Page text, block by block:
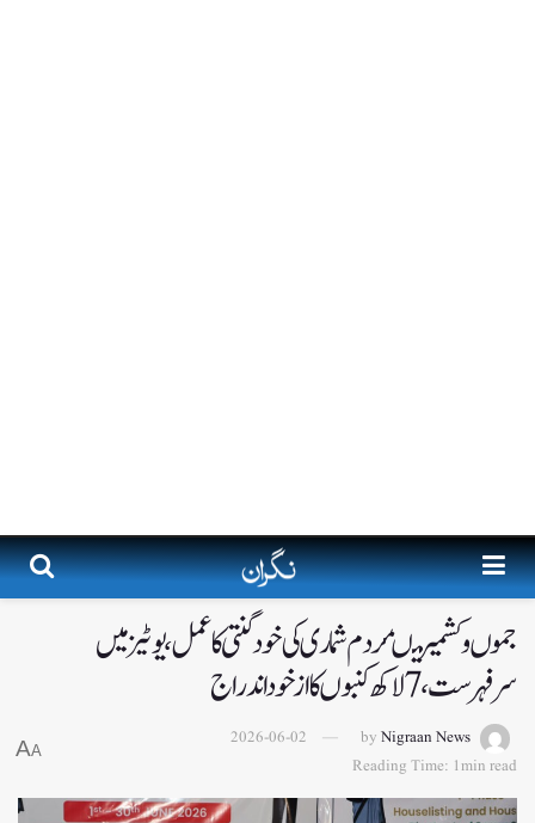
جموں و کشمیر میںمردم شماری کی خود گنتی کا عمل، یوٹیز میں
سرفہرست ،7لاکھ کنبوں کا از خود اندراج
by Nigraan News
2026-06-02
Reading Time: 1min read
A
A